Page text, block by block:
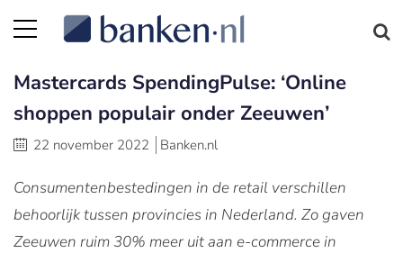
Mastercards SpendingPulse: ‘Online
shoppen populair onder Zeeuwen’
22 november 2022 Banken.nl
Consumentenbestedingen in de retail verschillen
behoorlijk tussen provincies in Nederland. Zo gaven
Zeeuwen ruim 30% meer uit aan e-commerce in